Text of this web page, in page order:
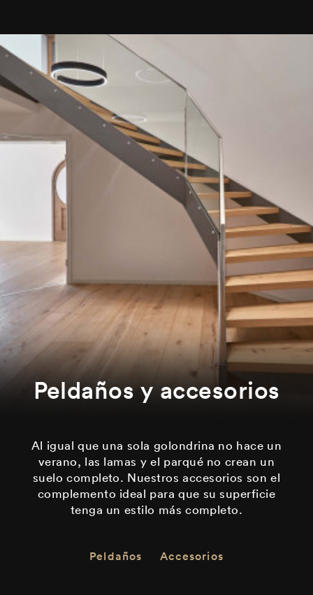
Peldaños y accesorios
Al igual que una sola golondrina no hace un
verano, las lamas y el parqué no crean un
suelo completo. Nuestros accesorios son el
complemento ideal para que su superficie
tenga un estilo más completo.
Peldaños Accesorios